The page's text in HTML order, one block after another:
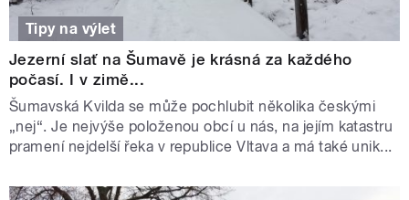
Tipy na výlet
Jezerní slať na Šumavě je krásná za každého
počasí. I v zimě...
Šumavská Kvilda se může pochlubit několika českými
„nej“. Je nejvýše položenou obcí u nás, na jejím katastru
pramení nejdelší řeka v republice Vltava a má také unik...